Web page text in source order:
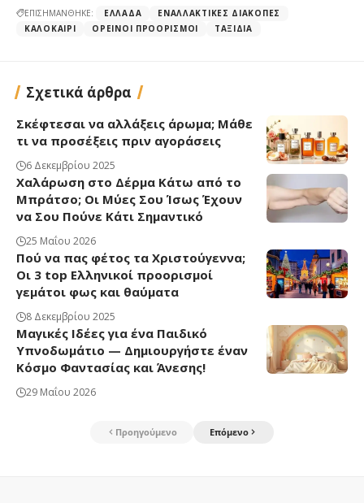
ΕΠΙΣΗΜΑΝΘΗΚΕ: ΕΛΛΆΔΑ
ΕΝΑΛΛΑΚΤΙΚΈΣ ΔΙΑΚΟΠΈΣ
ΚΑΛΟΚΑΊΡΙ
ΟΡΕΙΝΟΊ ΠΡΟΟΡΙΣΜΟΊ ΤΑΞΊΔΙΑ
Σχετικά άρθρα
Σκέφτεσαι να αλλάξεις άρωμα; Μάθε
τι να προσέξεις πριν αγοράσεις
6 Δεκεμβρίου 2025
Χαλάρωση στο Δέρμα Κάτω από το
Μπράτσο; Οι Μύες Σου Ίσως Έχουν
να Σου Πούνε Κάτι Σημαντικό
25 Μαΐου 2026
Πού να πας φέτος τα Χριστούγεννα;
Οι 3 top Ελληνικοί προορισμοί
γεμάτοι φως και θαύματα
8 Δεκεμβρίου 2025
Μαγικές Ιδέες για ένα Παιδικό
Υπνοδωμάτιο — Δημιουργήστε έναν
Κόσμο Φαντασίας και Άνεσης!
29 Μαΐου 2026
Προηγούμενο Επόμενο